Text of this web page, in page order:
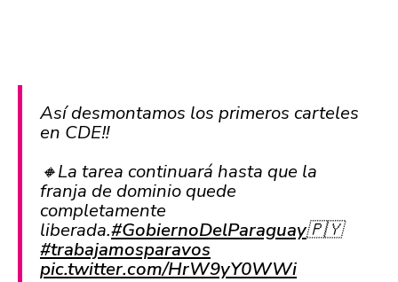
Así desmontamos los primeros carteles
en CDE‼️
🔸️La tarea continuará hasta que la
franja de dominio quede
completamente
liberada.#GobiernoDelParaguay🇵🇾
#trabajamosparavos
pic.twitter.com/HrW9yY0WWi